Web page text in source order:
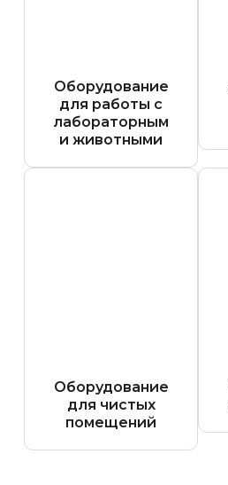
Оборудование
для работы с
лабораторным
и животными
Оборудование
для чистых
помещений